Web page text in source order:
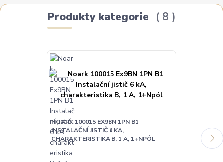
Produkty kategorie 8
NOARK 100015 EX9BN 1PN B1
INSTALAČNÍ JISTIČ 6 KA,
CHARAKTERISTIKA B, 1 A, 1+NPÓL
NOARK
INSTALAČNÍ